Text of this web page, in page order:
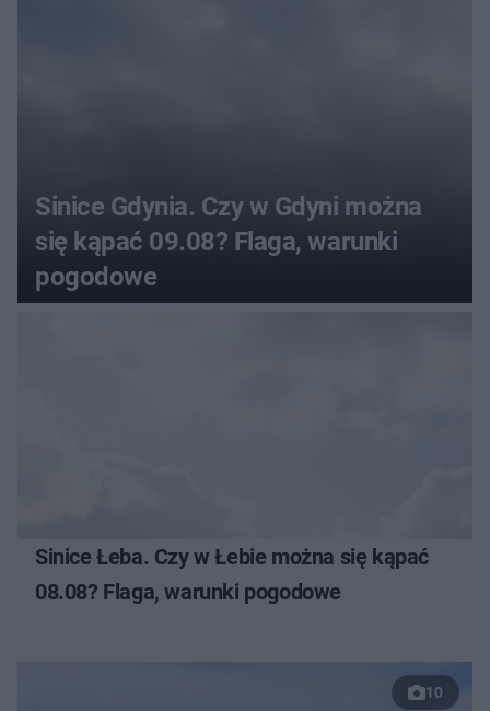
Sinice Gdynia. Czy w Gdyni można
się kąpać 09.08? Flaga, warunki
pogodowe
Sinice Łeba. Czy w Łebie można się kąpać
08.08? Flaga, warunki pogodowe
10